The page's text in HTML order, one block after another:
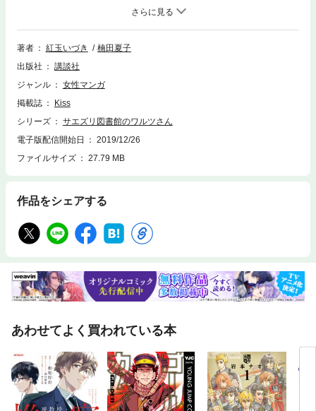
そんな時代に、本を愛し本を求める人々が集う場所があった。＜特別探索
司書＞のワルツさんが代表を務める、さえずり町のサエズリ図書館。紙と
インクと糊の匂いに満ちた楽園へ、ようこそ。――『ミミズクと夜の王』
の紅玉いづきが描いた原作小説を、『ブルーバード ブルー』の楠田夏子が
著者 紅玉いづき
楠田夏子
出版社
講談社
ジャンル
女性マンガ
掲載誌
Kiss
シリーズ
サエズリ図書館のワルツさん
電子版配信開始日
2019/12/26
ファイルサイズ
27.79 MB
作品をシェアする
あわせてよく買われている本